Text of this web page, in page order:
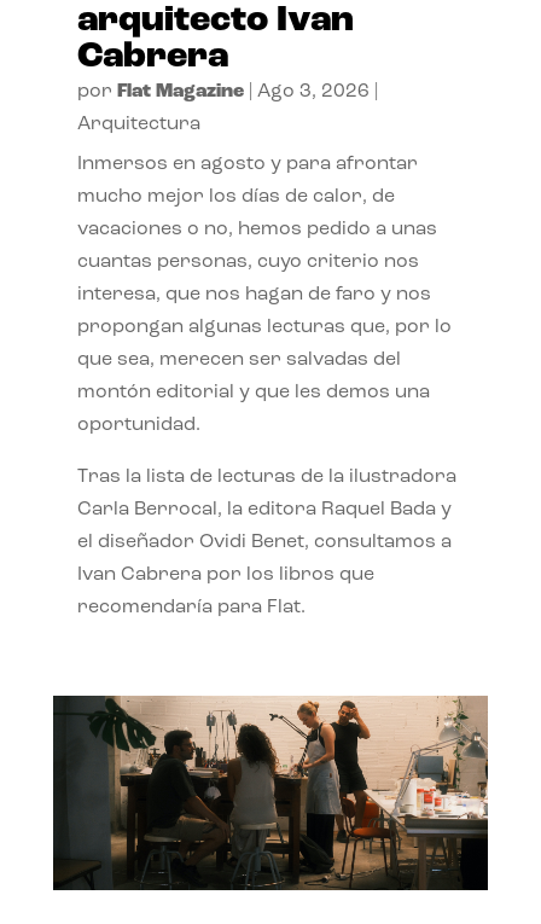
arquitecto Ivan
Cabrera
por Flat Magazine| Ago 3, 2026
Arquitectura
Inmersos en agosto y para afrontar
mucho mejor los días de calor, de
vacaciones o no, hemos pedido a unas
cuantas personas, cuyo criterio nos
interesa, que nos hagan de faro y nos
propongan algunas lecturas que, por lo
que sea, merecen ser salvadas del
montón editorial y que les demos una
oportunidad.
Tras la lista de lecturas de la ilustradora
Carla Berrocal, la editora Raquel Bada y
el diseñador Ovidi Benet, consultamos a
Ivan Cabrera por los libros que
recomendaría para Flat.